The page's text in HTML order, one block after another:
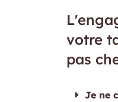
votre
pas
Je ne